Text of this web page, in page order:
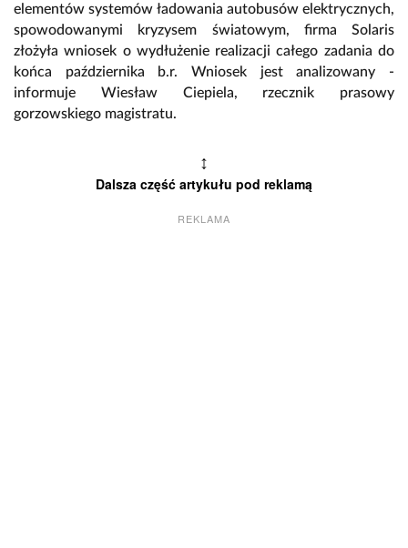
elementów systemów ładowania autobusów elektrycznych,
spowodowanymi kryzysem światowym, firma Solaris
złożyła wniosek o wydłużenie realizacji całego zadania do
końca października b.r. Wniosek jest analizowany -
informuje Wiesław Ciepiela, rzecznik prasowy
gorzowskiego magistratu.
↕
Dalsza część artykułu pod reklamą
REKLAMA